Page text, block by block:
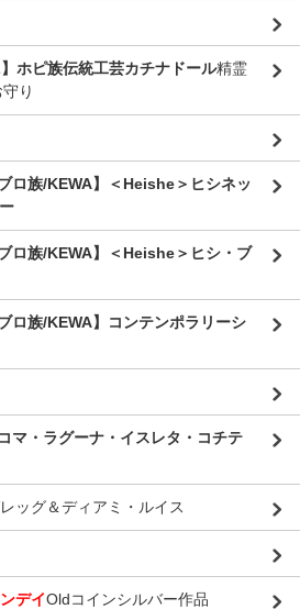
ホピ族伝統工芸カチナドール精霊
り
ロ族/KEWA】＜Heishe＞ヒシネッ
ロ族/KEWA】＜Heishe＞ヒシ・ブ
ロ族/KEWA】コンテンポラリーシ
マ・ラグーナ・イスレタ・コチテ
ッグ＆ディアミ・ルイス
デイOldコインシルバー作品